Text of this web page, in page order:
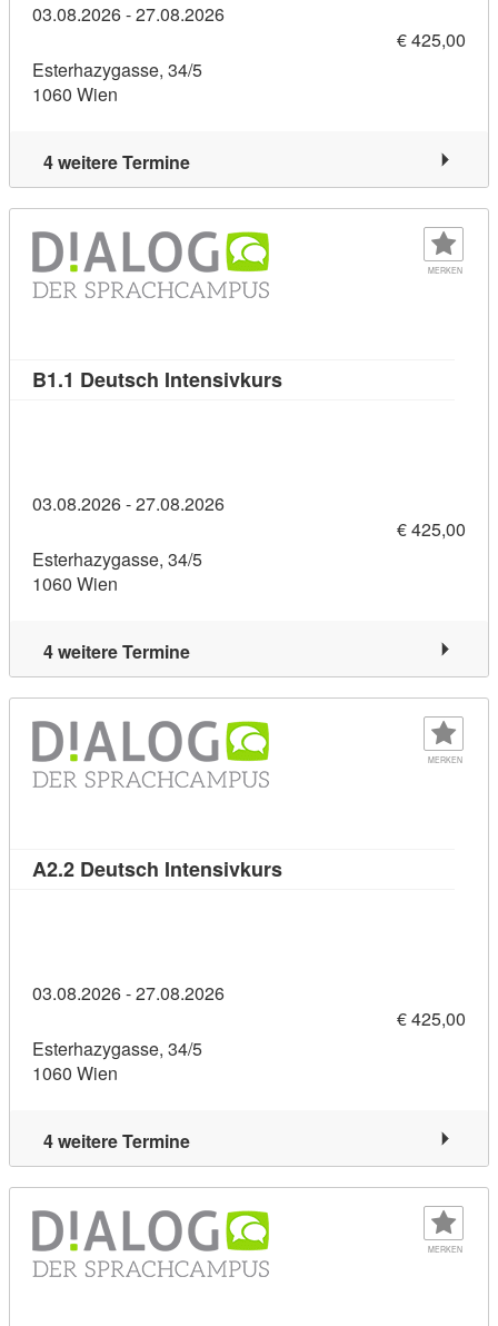
03.08.2026 - 27.08.2026
€ 425,00
Esterhazygasse, 34/5
1060 Wien
4 weitere Termine
MERKEN
B1.1 Deutsch IntensivkursKursdetail: B1.1 Deutsch
03.08.2026 - 27.08.2026
€ 425,00
Esterhazygasse, 34/5
1060 Wien
4 weitere Termine
MERKEN
A2.2 Deutsch IntensivkursKursdetail: A2.2 Deutsch
03.08.2026 - 27.08.2026
€ 425,00
Esterhazygasse, 34/5
1060 Wien
4 weitere Termine
MERKEN